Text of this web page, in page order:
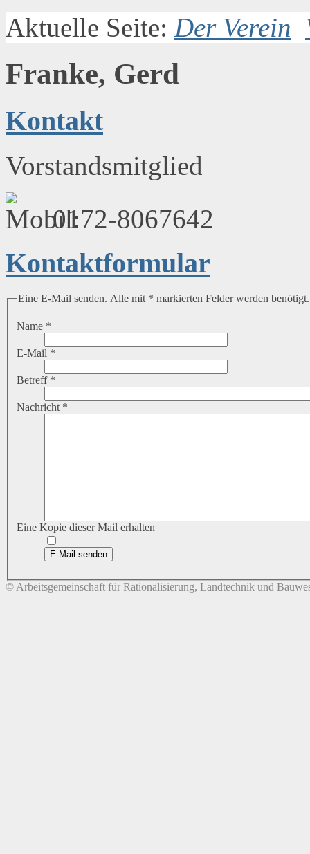
Aktuelle Seite: Der Verein
Franke, Gerd
Kontakt
Vorstandsmitglied
0172-8067642
Kontaktformular
Eine E-Mail senden. Alle mit * markierten Felder werden benötigt.
Name *
E-Mail *
Betreff*
Nachricht *
Eine Kopie dieser Mail erhalten
E-Mail senden
© Arbeitsgemeinschaft für Rationalisierung, Landtechnik und